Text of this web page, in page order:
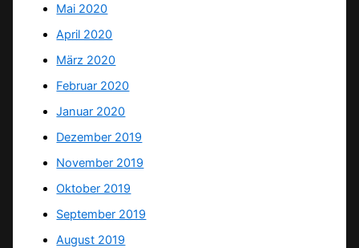
Mai 2020
April 2020
März 2020
Februar 2020
Januar 2020
Dezember 2019
November 2019
Oktober 2019
September 2019
August 2019